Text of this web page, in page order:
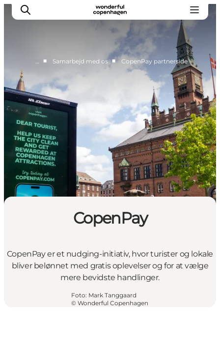
Vi arbejder for
Samarbejd med os
Turismeviden
Om Wonderful Copenhagen
… ■ Samarbejd med os ■ CopenPay partnerside
CopenPay
CopenPay er et nudging-initiativ, hvor turister og lokale
bliver belønnet med gratis oplevelser og for at vælge
mere bevidste handlinger.
Foto: Mark Tanggaard
©Wonderful Copenhagen